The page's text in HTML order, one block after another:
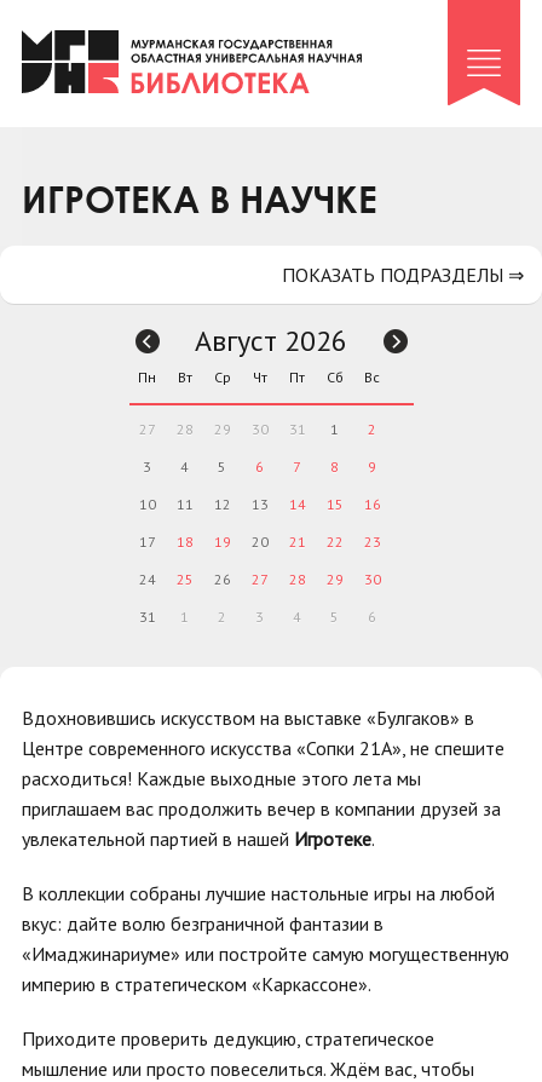
Клуб «Гиря и сельдерей»
Клуб «Семейный архив»
Коллегам
ИГРОТЕКА В НАУЧКЕ
Вдохновившись искусством на выставке «Булгаков» в
Центре современного искусства «Сопки 21А», не спешите
расходиться! Каждые выходные этого лета мы
приглашаем вас продолжить вечер в компании друзей за
увлекательной партией в нашей Игротеке.
В коллекции собраны лучшие настольные игры на любой
вкус: дайте волю безграничной фантазии в
«Имаджинариуме» или постройте самую могущественную
империю в стратегическом «Каркассоне».
Приходите проверить дедукцию, стратегическое
мышление или просто повеселиться. Ждём вас, чтобы
ПОКАЗАТЬ ПОДРАЗДЕЛЫ ⇒
Август 2026
Пн Вт Ср Чт Пт Сб Вс
27 28 29 30 31 1 2
3 4 5 6 7 8 9
10 11 12 13 14 15 16
17 18 19 20 21 22 23
24 25 26 27 28 29 30
31 1 2 3 4 5 6